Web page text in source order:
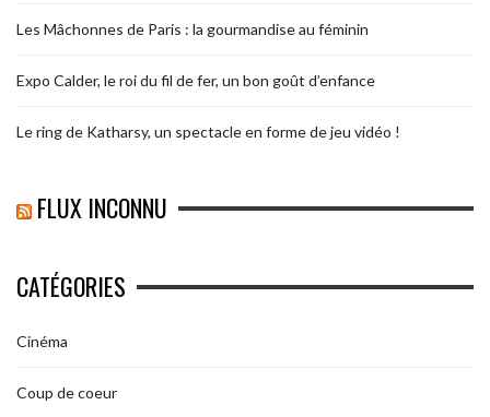
Les Mâchonnes de Paris : la gourmandise au féminin
Expo Calder, le roi du fil de fer, un bon goût d’enfance
Le ring de Katharsy, un spectacle en forme de jeu vidéo !
FLUX INCONNU
CATÉGORIES
Cinéma
Coup de coeur